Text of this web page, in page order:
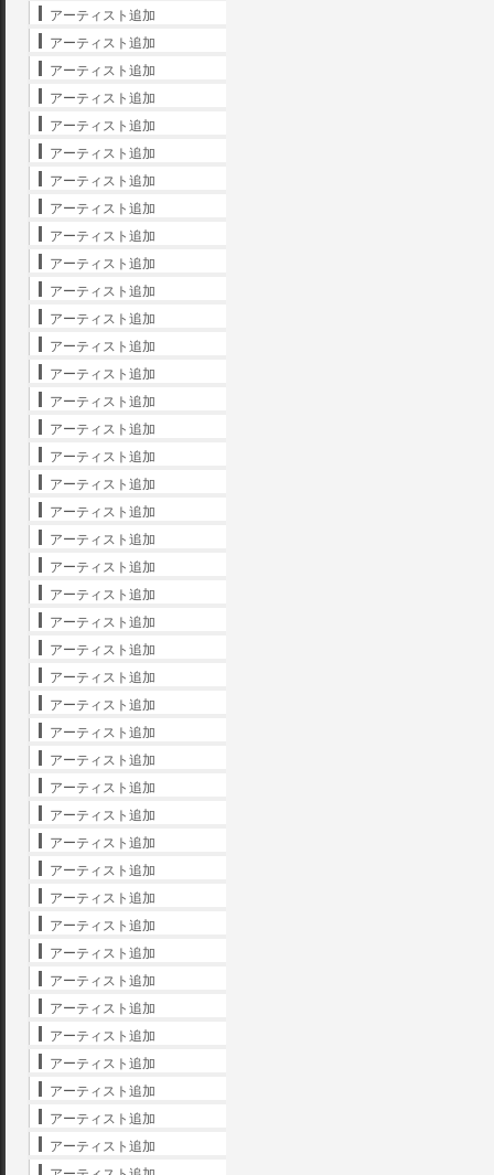
アーティスト追加
アーティスト追加
アーティスト追加
アーティスト追加
アーティスト追加
アーティスト追加
アーティスト追加
アーティスト追加
アーティスト追加
アーティスト追加
アーティスト追加
アーティスト追加
アーティスト追加
アーティスト追加
アーティスト追加
アーティスト追加
アーティスト追加
アーティスト追加
アーティスト追加
アーティスト追加
アーティスト追加
アーティスト追加
アーティスト追加
アーティスト追加
アーティスト追加
アーティスト追加
アーティスト追加
アーティスト追加
アーティスト追加
アーティスト追加
アーティスト追加
アーティスト追加
アーティスト追加
アーティスト追加
アーティスト追加
アーティスト追加
アーティスト追加
アーティスト追加
アーティスト追加
アーティスト追加
アーティスト追加
アーティスト追加